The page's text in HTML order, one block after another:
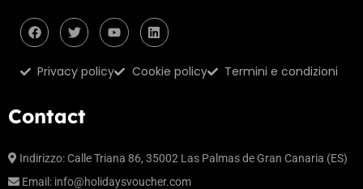
Privacy policy Cookie policy Termini e condizioni
Contact
Indirizzo: Calle Triana 86, 35002 Las Palmas de Gran Canaria (ES)
Email: info@holidaysvoucher.com